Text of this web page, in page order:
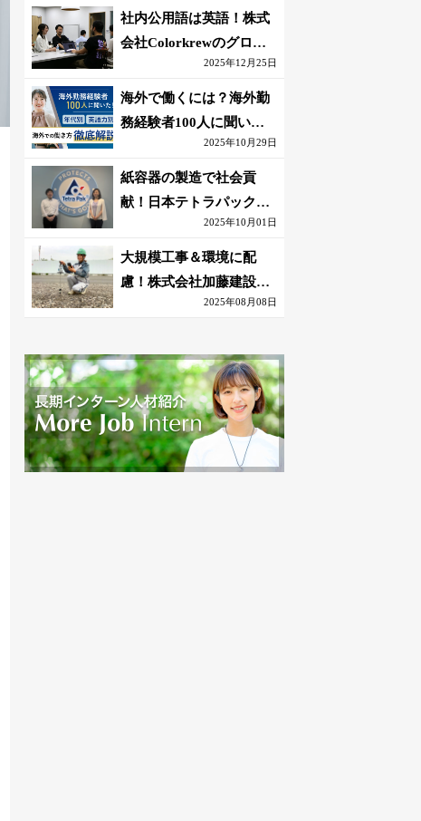
社内公用語は英語！株式
会社Colorkrewのグロー
バルかつ若手が輝く環境
2025年12月25日
海外で働くには？海外勤
務経験者100人に聞いた
おすすめ職種｜英語話せ
ないOK求人はある？
2025年10月29日
紙容器の製造で社会貢
献！日本テトラパック株
式会社のグローバルな環
境
2025年10月01日
大規模工事＆環境に配
慮！株式会社加藤建設の
若手が語る現場監督の働
2025年08月08日